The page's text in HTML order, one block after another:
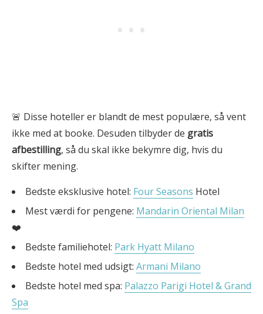
🚨 Disse hoteller er blandt de mest populære, så vent
ikke med at booke. Desuden tilbyder de gratis
afbestilling, så du skal ikke bekymre dig, hvis du
skifter mening.
Bedste eksklusive hotel: Four Seasons Hotel
Mest værdi for pengene: Mandarin Oriental Milan
❤️
Bedste familiehotel: Park Hyatt Milano
Bedste hotel med udsigt: Armani Milano
Bedste hotel med spa: Palazzo Parigi Hotel & Grand
Spa